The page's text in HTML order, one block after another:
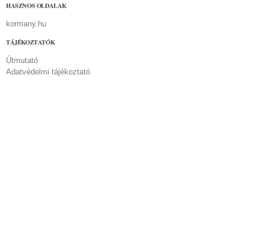
HASZNOS OLDALAK
kormany.hu
TÁJÉKOZTATÓK
Útmutató
Adatvédelmi tájékoztató